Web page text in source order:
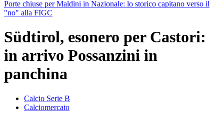
Porte chiuse per Maldini in Nazionale: lo storico capitano verso il
"no" alla FIGC
Südtirol, esonero per Castori:
in arrivo Possanzini in
panchina
Calcio Serie B
Calciomercato